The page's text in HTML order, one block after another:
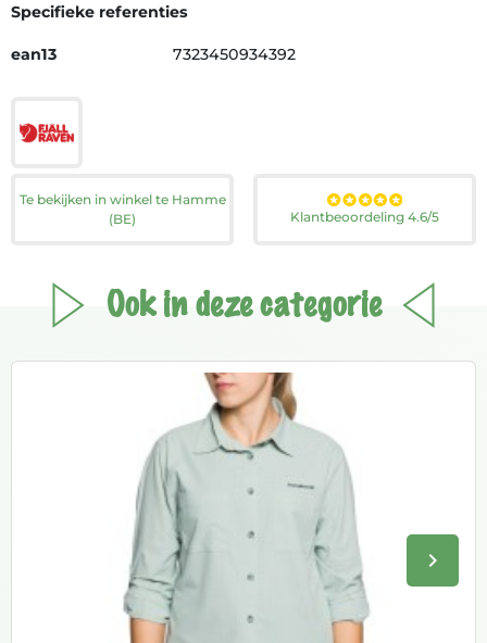
Specifieke referenties
ean13 7323450934392
Te bekijken in winkel te Hamme
(BE)
Klantbeoordeling 4.6/5
Ook in deze categorie
keyboard_arrow_right